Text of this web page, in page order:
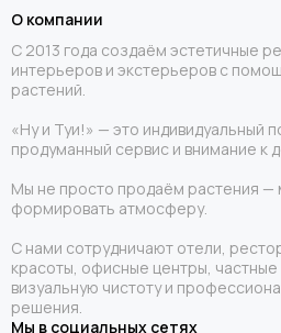
О компании
С 2013 года создаём эстетичные
интерьеров и экстерьеров с
растений.
«Ну и Туи!» — это индивидуальный
продуманный сервис и внимание к
Мы не просто продаём растения —
формировать атмосферу.
С нами сотрудничают отели,
красоты, офисные центры, частные
визуальную чистоту и
решения.
Мы в социальных сетях